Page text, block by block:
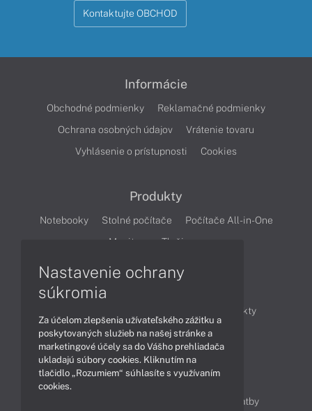
Kontaktujte OBCHOD
Informácie
Obchodné podmienky
Reklamačné podmienky
Ochrana osobných údajov
Vrátenie tovaru
Vyhlásenie o prístupnosti
Cookies
Produkty
Notebooky Stolné počítače
Počítače All-in-One
Monitory
Tlačiarne
Produkty
Technológie
Videá
Obsah
Možnosti doručenia a platby
Nastavenie ochrany
súkromia
Za účelom zlepšenia užívateľského zážitku a
poskytovaných služieb na našej stránke a
marketingové účely sa do Vášho prehliadača
ukladajú súbory cookies. Kliknutím na
tlačidlo „Rozumiem“ súhlasíte s využívaním
cookies.